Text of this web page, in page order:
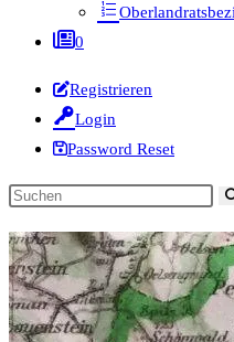
0
Registrieren
Login
Password Reset
Diese
durchsuchen